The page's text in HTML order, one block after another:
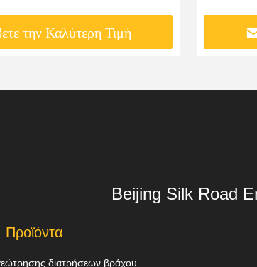
την Καλύτερη Τιμή
Beijing Silk Road
Προϊόντα
διατρήσεων βράχου